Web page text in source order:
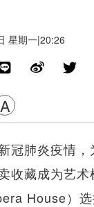
星期一|20:26
A
冠肺炎疫情
收藏成为艺
House）